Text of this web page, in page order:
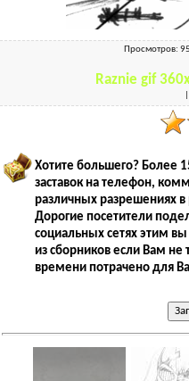
Просмотров:
Raznie gif
Хотите большего? Более
заставок на телефон,
различных разрешениях
Дорогие посетители
социальных сетях этим
из сборников если Вам не
времени потрачено для